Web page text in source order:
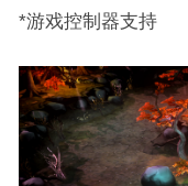
*游戏控制器支持